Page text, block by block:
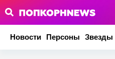
Новости Персоны Звезды